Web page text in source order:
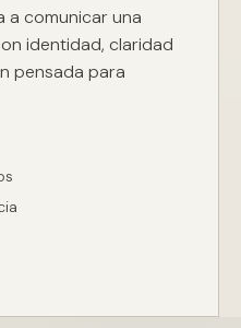
a comunicar una
identidad, claridad
pensada para